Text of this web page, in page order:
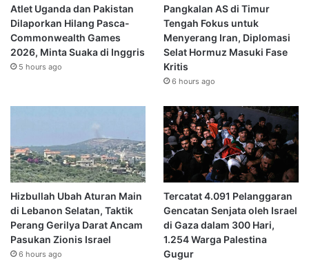
Atlet Uganda dan Pakistan
Dilaporkan Hilang Pasca-
Commonwealth Games
2026, Minta Suaka di Inggris
5 hours ago
Pangkalan AS di Timur
Tengah Fokus untuk
Menyerang Iran, Diplomasi
Selat Hormuz Masuki Fase
Kritis
6 hours ago
Hizbullah Ubah Aturan Main
di Lebanon Selatan, Taktik
Perang Gerilya Darat Ancam
Pasukan Zionis Israel
6 hours ago
Tercatat 4.091 Pelanggaran
Gencatan Senjata oleh Israel
di Gaza dalam 300 Hari,
1.254 Warga Palestina
Gugur